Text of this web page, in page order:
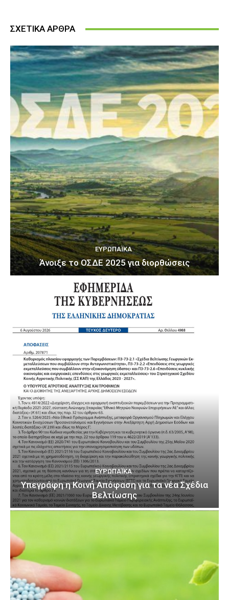
ΣΧΕΤΙΚΑ ΑΡΘΡΑ
ΕΥΡΩΠΑΪΚΆ
Άνοιξε το ΟΣΔΕ 2025 για διορθώσεις
ΕΥΡΩΠΑΪΚΆ
Υπεγράφη η Κοινή Απόφαση για τα νέα Σχέδια
Βελτίωσης